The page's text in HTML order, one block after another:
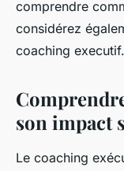
comprendre
considérez
coaching executif.
son impact
Le coaching